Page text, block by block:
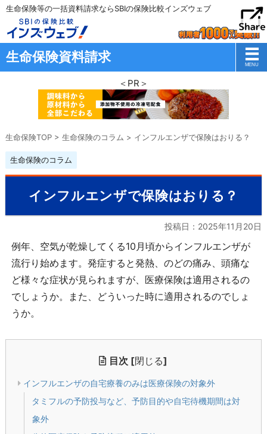
生命保険等の一括資料請求ならSBIの保険比較インズウェブ
生命保険資料請求
＜PR＞
生命保険TOP> 生命保険のコラム > インフルエンザで保険はおりる？
生命保険のコラム
インフルエンザで保険はおりる？
投稿日： 2025年11月20日
例年、空気が乾燥してくる10月頃からインフルエンザが
流行り始めます。発症すると発熱、のどの痛み、頭痛な
ど様々な症状が見られますが、医療保険は適用されるの
でしょうか。また、どういった時に適用されるのでしょ
うか。
目次 [閉じる]
インフルエンザの自宅療養のみは医療保険の対象外
タミフルの予防投与など、予防目的や自宅待機期間は対
象外